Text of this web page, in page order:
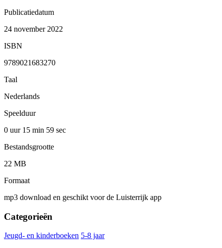
Publicatiedatum
24 november 2022
ISBN
9789021683270
Taal
Nederlands
Speelduur
0 uur 15 min 59 sec
Bestandsgrootte
22 MB
Formaat
mp3 download en geschikt voor de Luisterrijk app
Categorieën
Jeugd- en kinderboeken 5-8 jaar